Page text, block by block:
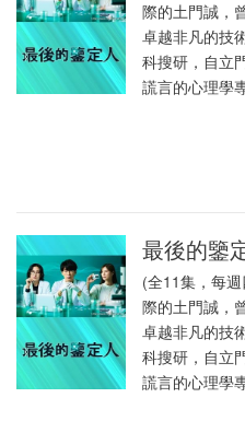
際的土門誠，
卓越非凡的技
科搜研，自立
謊言的心理學
最後的鑒
(全11集，每
際的土門誠，
卓越非凡的技
科搜研，自立
謊言的心理學